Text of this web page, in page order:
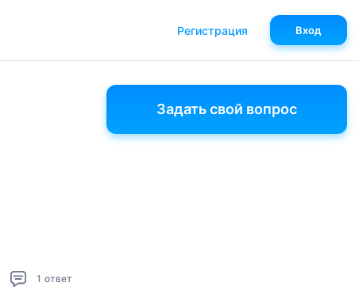
1 ответ
Задать свой вопрос
Регистрация Вход